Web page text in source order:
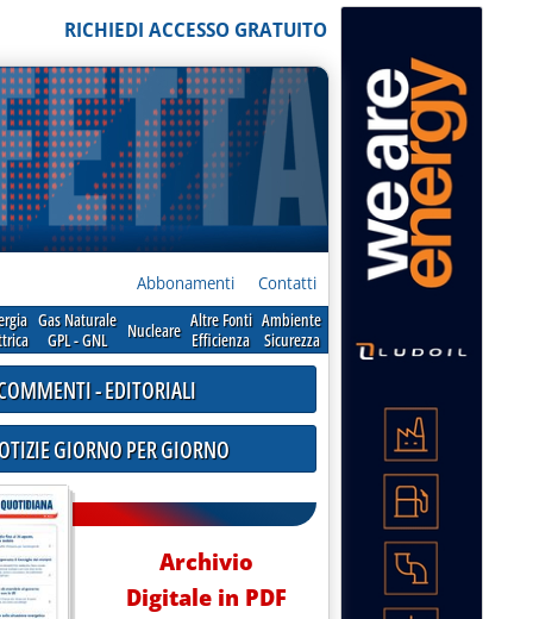
RICHIEDI ACCESSO GRATUITO
Abbonamenti Contatti
Gas Naturale
GPL - GNL
Nucleare Altre Fonti
Efficienza
Ambiente
Sicurezza
- EDITORIALI
GIORNO PER GIORNO
Archivio
Digitale in PDF